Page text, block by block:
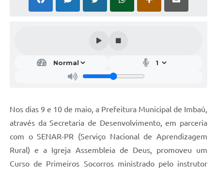
Nos dias 9 e 10 de maio, a Prefeitura Municipal de Imbaú,
através da Secretaria de Desenvolvimento, em parceria
com o SENAR-PR (Serviço Nacional de Aprendizagem
Rural) e a Igreja Assembleia de Deus, promoveu um
Curso de Primeiros Socorros ministrado pelo instrutor